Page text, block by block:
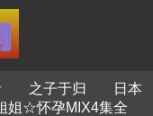
之子于归
日本
姐☆怀孕MIX4集全